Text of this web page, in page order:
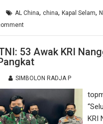
AL China, china,Kapal Selam,
53 Awak KRI
SIMBOLON RADJA P
KRI